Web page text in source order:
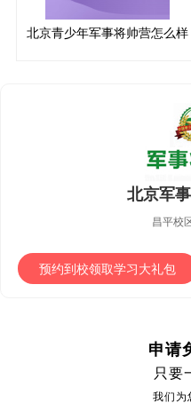
北京青少年军事将帅营怎么样
北京军
昌平校
预约到校领取学习大礼包
申请
只要
我们为